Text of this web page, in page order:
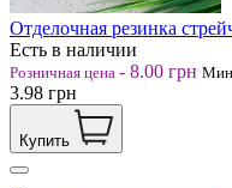
Отделочная резинка
Есть в наличии
Розничная цена - 8.00 грн
3.98 грн
Купить